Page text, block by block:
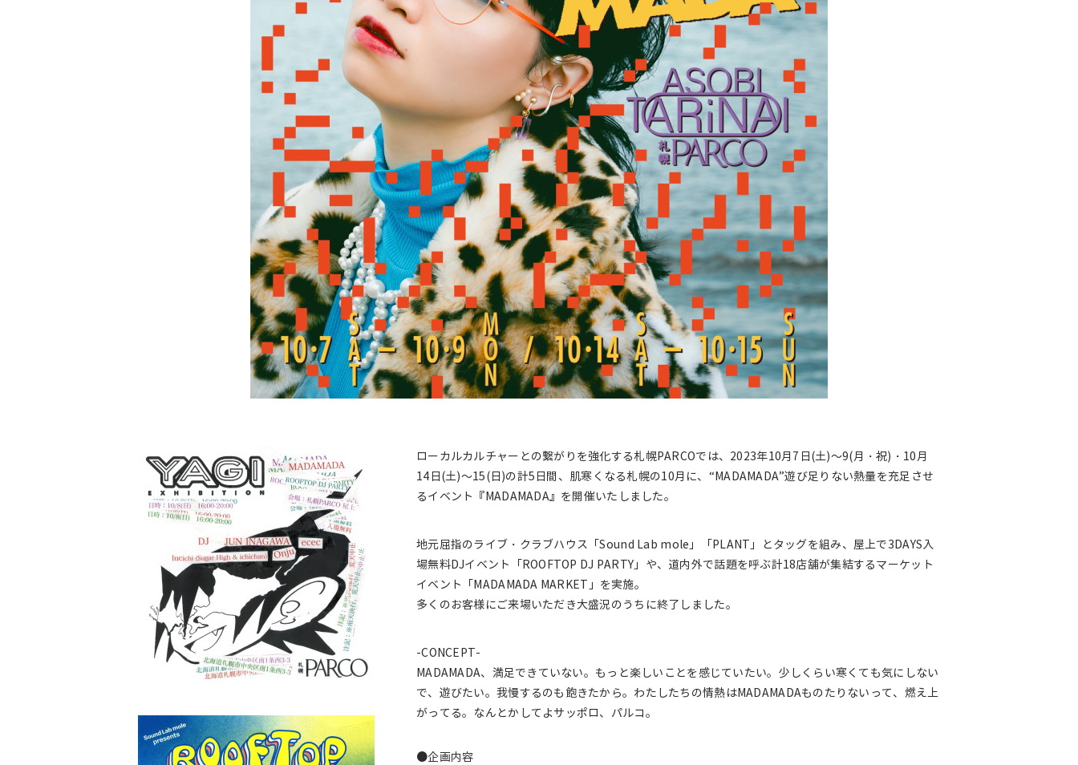
ローカルカルチャーとの繋がりを強化する札幌PARCOでは、2023年10月7日(土)～9(月・祝)・10月
14日(土)～15(日)の計5日間、肌寒くなる札幌の10月に、“MADAMADA”遊び足りない熱量を充足させ
るイベント『MADAMADA』を開催いたしました。
地元屈指のライブ・クラブハウス「Sound Lab mole」「PLANT」とタッグを組み、屋上で3DAYS入
場無料DJイベント「ROOFTOP DJ PARTY」や、道内外で話題を呼ぶ計18店舗が集結するマーケット
イベント「MADAMADA MARKET」を実施。
多くのお客様にご来場いただき大盛況のうちに終了しました。
-CONCEPT-
MADAMADA、満足できていない。もっと楽しいことを感じていたい。少しくらい寒くても気にしない
で、遊びたい。我慢するのも飽きたから。わたしたちの情熱はMADAMADAものたりないって、燃え上
がってる。なんとかしてよサッポロ、パルコ。
●企画内容